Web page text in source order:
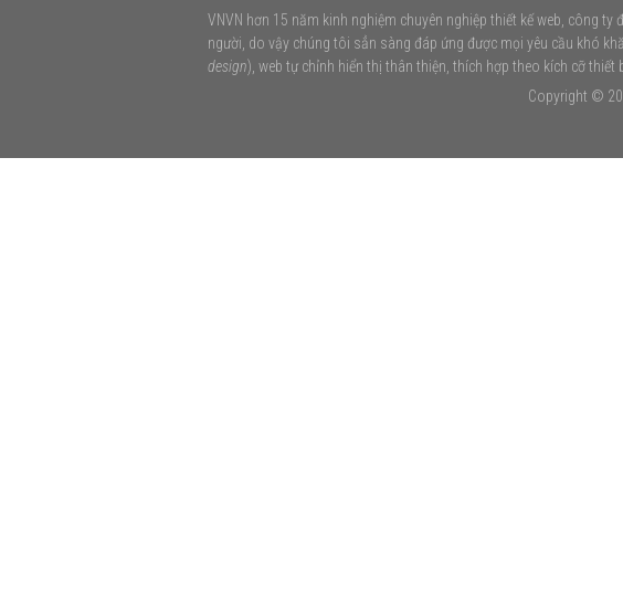
VNVN hơn 15 năm kinh nghiệm chuyên nghiệp thiết kế web, công
người, do vậy chúng tôi sẳn sàng đáp ứng được mọi yêu cầu khó
design), web tự chỉnh hiển thị thân thiện, thích hợp theo kích cỡ thiết
Copyright ©